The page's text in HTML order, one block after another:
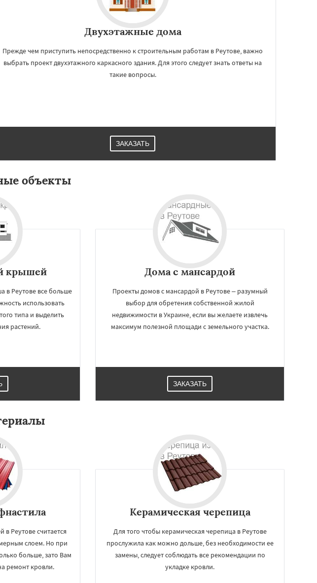
Двухэтажные дома
Прежде чем приступить непосредственно к строительным работам в Реутове, важно
выбрать проект двухэтажного каркасного здания. Для этого следует знать ответы на
такие вопросы.
ЗАКАЗАТЬ
объекты
крышей
в Реутове все больше
использовать
типа и выделить
растений.
Дома с мансардой
Проекты домов с мансардой в Реутове – разумный
выбор для обретения собственной жилой
недвижимости в Украине, если вы желаете извлечь
максимум полезной площади с земельного участка.
ЗАКАЗАТЬ
Реутове считается
слоем. Но при
больше, зато Вам
ремонт кровли.
Керамическая черепица
Для того чтобы керамическая черепица в Реутове
прослужила как можно дольше, без необходимости ее
замены, следует соблюдать все рекомендации по
укладке кровли.
данных